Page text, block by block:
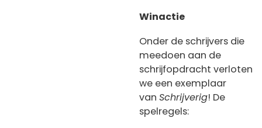
Winactie
Onder de schrijvers die
meedoen aan de
schrijfopdracht verloten
we een exemplaar
van Schrijverig! De
spelregels: